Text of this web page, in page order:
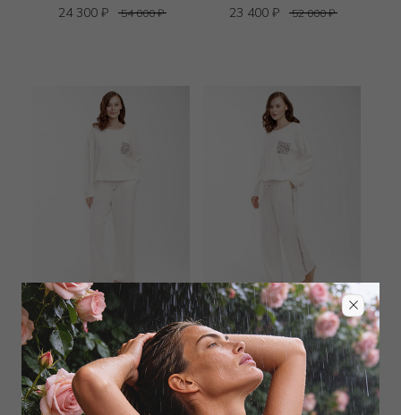
24 300 ₽ 54 000₽ 23 400 ₽ 52 000₽
FERAUD
Джемпер
9 000₽ 19 000₽
FERAUD
Брюки
10 800₽ 23 000₽